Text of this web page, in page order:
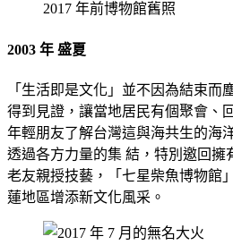
2017 年前博物館舊照
2003 年 盛夏
「生活即是文化」並不因為結束而
得到見證，讓當地居民有個聚會、
年輕朋友了解台灣這與海共生的海
透過各方力量的集 結，特別邀回擁
老友親授技藝，「七星柴魚博物館
蓮地區增添新文化風采。